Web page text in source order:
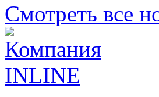
Смотреть все